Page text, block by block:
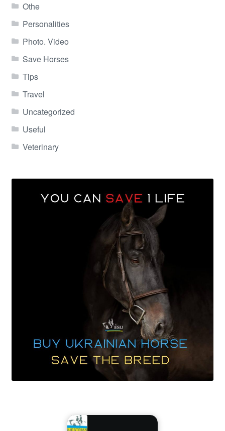
Othe
Personalities
Photo. Video
Save Horses
Tips
Travel
Uncategorized
Useful
Veterinary